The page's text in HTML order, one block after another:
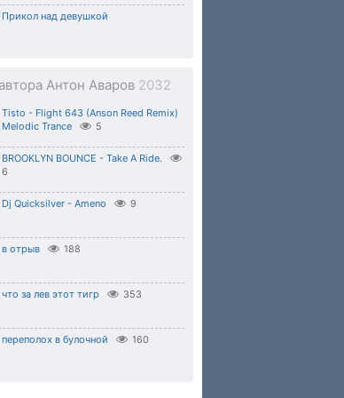
Прикол над девушкой
Антон Аваров 2032
Tisto - Flight 643 (Anson Reed Remix)
Melodic Trance
5
BROOKLYN BOUNCE - Take A Ride.
6
Dj Quicksilver - Ameno 9
в отрыв 188
что за лев этот тигр 353
переполох в булочной 160